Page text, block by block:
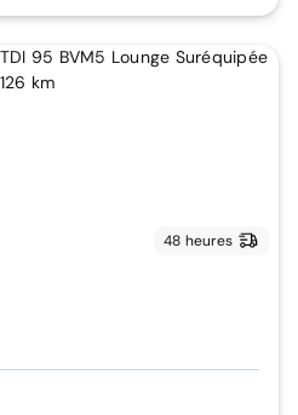
48 heures